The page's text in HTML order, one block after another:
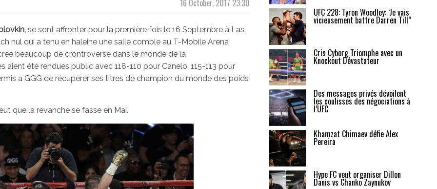
16 October, 2017 23:30
se sont affronter pour la première fois le 16 Septembre à Las
nul qui a tenu en haleine une salle comble au T-Mobile Arena
beaucoup de crontroverse dans le monde de la
été rendues public avec 118-110 pour Canelo, 115-113 pour
a GGG de récuperer ses titres de champion du monde des poids
que la revanche se fasse en Mai.
UFC 228: Tyron Woodley: ‘Je vais
vicieusement battre Darren Till”
Cris Cyborg Triomphe avec un
Knockout Dévastateur
Des messages privés dévoilent
les coulisses des négociations à
l’UFC
Khamzat Chimaev défie Alex
Pereira
Hype FC veut organiser Dillon
Danis vs Chanko Zaynukov